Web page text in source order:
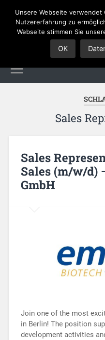
Sales
Sales
Sales (m/w/d)
GmbH
Join one of the most
in Berlin! The position
development activities
Unsere Webseite verwendet
Nutzererfahrung zu
Webseite stimmen Sie
OK